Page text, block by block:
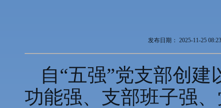
发布日期： 2025-11-25 08:23
自“五强”党支部创
功能强、支部班子强